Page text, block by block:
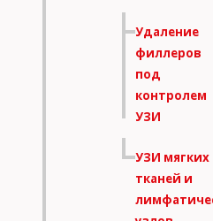
Удаление
филлеров
под
контролем
УЗИ
УЗИ мягких
тканей и